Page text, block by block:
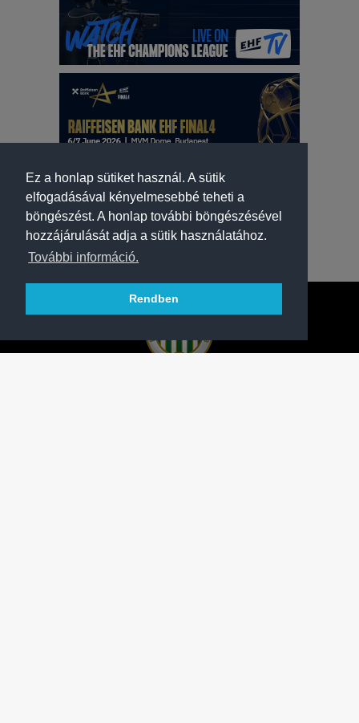
Ez a honlap sütiket használ. A sütik
elfogadásával kényelmesebbé teheti a
böngészést. A honlap további böngészésével
hozzájárulását adja a sütik használatához.
További információ.
Rendben